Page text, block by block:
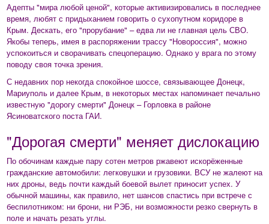
Адепты "мира любой ценой", которые активизировались в последнее
время, любят с придыханием говорить о сухопутном коридоре в
Крым. Дескать, его "прорубание" – едва ли не главная цель СВО.
Якобы теперь, имея в распоряжении трассу "Новороссия", можно
успокоиться и сворачивать спецоперацию. Однако у врага по этому
поводу своя точка зрения.
С недавних пор некогда спокойное шоссе, связывающее Донецк,
Мариуполь и далее Крым, в некоторых местах напоминает печально
известную "дорогу смерти" Донецк – Горловка в районе
Ясиноватского поста ГАИ.
"Дорогая смерти" меняет дислокацию
По обочинам каждые пару сотен метров ржавеют искорёженные
гражданские автомобили: легковушки и грузовики. ВСУ не жалеют на
них дроны, ведь почти каждый боевой вылет приносит успех. У
обычной машины, как правило, нет шансов спастись при встрече с
беспилотником: ни брони, ни РЭБ, ни возможности резко свернуть в
поле и начать резать углы.